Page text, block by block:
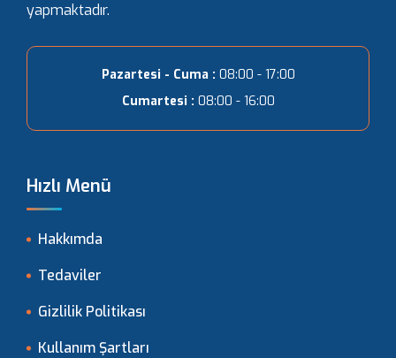
yapmaktadır.
Pazartesi - Cuma : 08:00 - 17:00
Cumartesi : 08:00 - 16:00
Hızlı Menü
Hakkımda
Tedaviler
Gizlilik Politikası
Kullanım Şartları